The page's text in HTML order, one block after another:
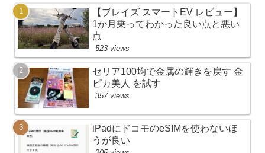
【ブレイズ スマートEV レビュー】
1か月乗ってわかった良い点と悪い
点
523 views
セリア100均で金属の輝きを戻す 金
ピカ美人 を試す
357 views
iPadにドコモのeSIMを使わないほ
うが良い